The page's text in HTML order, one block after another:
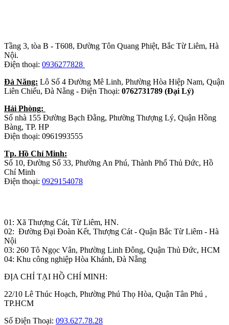
Tầng 3, tòa B - T608, Đường Tôn Quang Phiệt, Bắc Từ Liêm, Hà
Nội.
Điện thoại: 0936277828
Đà Năng: Lô Số 4 Đường Mê Linh, Phường Hòa Hiệp Nam, Quận
Liên Chiểu, Đà Nẵng - Điện Thoại: 0762731789 (Đại Lý)
Hải Phòng:
Số nhà 155 Đường Bạch Đằng, Phường Thượng Lý, Quận Hồng
Bàng, TP. HP
Điện thoại: 0961993555
Tp. Hồ Chí Minh:
Số 10, Đường Số 33, Phường An Phú, Thành Phố Thủ Đức, Hồ
Chí Minh
Điện thoại: 0929154078
01: Xã Thượng Cát, Từ Liêm, HN.
02: Đường Đại Đoàn Kết, Thượng Cát - Quận Bắc Từ Liêm - Hà
Nội
03: 260 Tô Ngọc Vân, Phường Linh Đông, Quận Thủ Đức, HCM
04: Khu công nghiệp Hòa Khánh, Đà Nẵng
ĐỊA CHỈ TẠI HỒ CHÍ MINH:
22/10 Lê Thúc Hoạch, Phường Phú Thọ Hòa, Quận Tân Phú ,
TP.HCM
Số Điện Thoại: 093.627.78.28